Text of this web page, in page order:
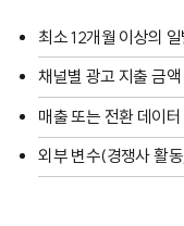
최소 12개월 이상의
채널별 광고 지출 금액
매출 또는 전환 데이터
외부 변수(경쟁사 활